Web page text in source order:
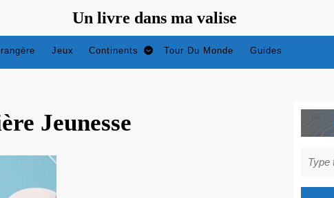
Un livre dans ma valise
Jeux Continents Tour Du Monde Guides
Jeunesse
for: